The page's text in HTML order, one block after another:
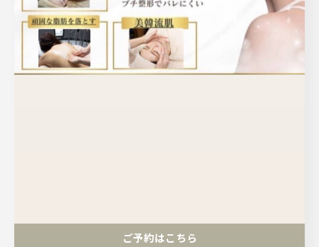
様なトラブルに対応しつつ、心身の緊張をほぐす施術が充実
しているからです。例えば、カウンセリングから施術、アフ
ターケアまで一貫した対応で安心感を提供し、完全予約制の
プライベート空間で穏やかな時間が過ごせます。結果とし
体調に合わせて選べるため、ストレス解消と美肌効果を同時
に実感できる点が特長です。具体的には、呼吸に合わせた優
ご予約はこちら